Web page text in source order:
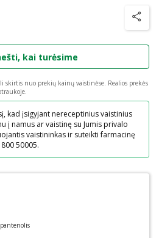
kai turėsime
skirtis nuo prekių kainų vaistinėse. Realios prekės
kad įsigyjant nereceptinius vaistinius
į namus ar vaistinę su Jumis privalo
vaistininkas ir suteikti farmacinę
50005.